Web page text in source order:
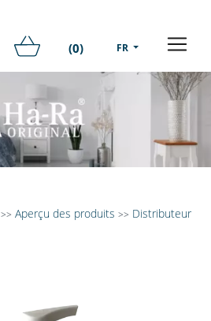
(0) FR
>> Aperçu des produits >> Distributeur